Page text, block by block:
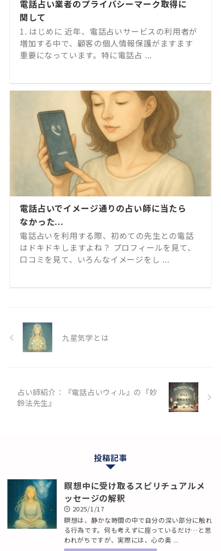
電話占い業者のプライバシーマーク取得に
関して
1. はじめに 近年、電話占いサービスの利用者が
増加する中で、顧客の個人情報保護がますます
重要になっています。特に電話占 ...
電話占いでイメージ通りの占い師に当たら
なかった...
電話占いを利用する際、初めての先生との電話
はドキドキしますよね？ プロフィールを見て、
口コミを見て、いろんなイメージをし ...
九星気学とは
占い師紹介：『電話占いウィル』の『妙
鈴法先生』
投稿記事
瞑想中に受け取るスピリチュアルメ
ッセージの解釈
2025/1/17
瞑想は、静かな時間の中で自分の深い部分に触れ
る行為です。何も考えずに座っているだけ…と思
われがちですが、実際には、心の奥 ...